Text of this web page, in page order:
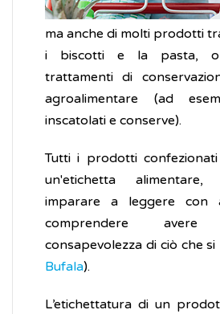
ma anche di molti prodotti
i biscotti e la pasta,
trattamenti di
agroalimentare (ad
inscatolati e conserve).
Tutti i prodotti
un'etichetta
imparare a leggere con
comprendere
consapevolezza di ciò che si
Bufala).
L’etichettatura di un